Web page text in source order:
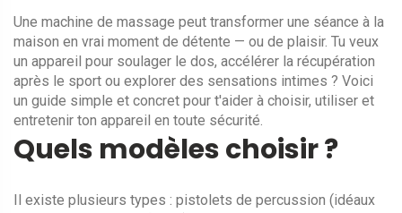
Une machine de massage peut transformer une séance à la
maison en vrai moment de détente — ou de plaisir. Tu veux
un appareil pour soulager le dos, accélérer la récupération
après le sport ou explorer des sensations intimes ? Voici
un guide simple et concret pour t'aider à choisir, utiliser et
entretenir ton appareil en toute sécurité.
Quels modèles choisir ?
Il existe plusieurs types : pistolets de percussion (idéaux